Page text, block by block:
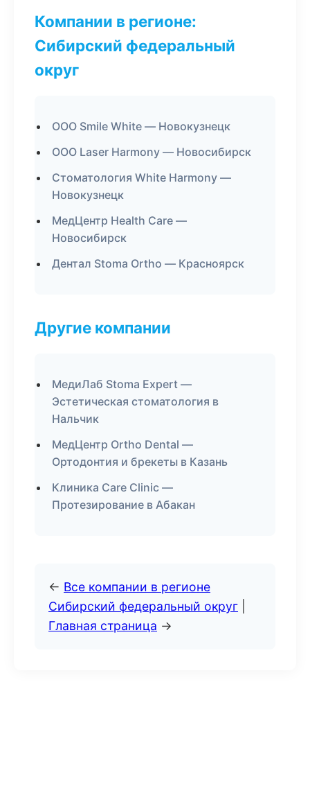
Компании в регионе:
Сибирский федеральный
округ
ООО Smile White — Новокузнецк
ООО Laser Harmony — Новосибирск
Стоматология White Harmony —
Новокузнецк
МедЦентр Health Care —
Новосибирск
Дентал Stoma Ortho — Красноярск
Другие компании
МедиЛаб Stoma Expert —
Эстетическая стоматология в
Нальчик
МедЦентр Ortho Dental —
Ортодонтия и брекеты в Казань
Клиника Care Clinic —
Протезирование в Абакан
← Все компании в регионе
Сибирский федеральный округ
Главная страница →